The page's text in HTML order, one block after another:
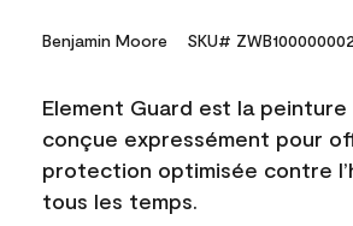
Benjamin Moore SKU#
Element Guard est la peinture
conçue expressément pour
protection optimisée contre
tous les temps.